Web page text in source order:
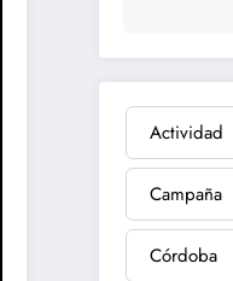
Actividad
Campaña
Córdoba